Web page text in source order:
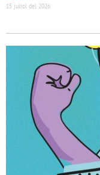
15 juliol del 2026